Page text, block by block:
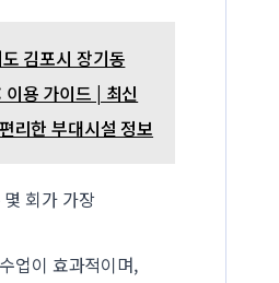
김포시 장기동
용 가이드 | 최신
리한 부대시설 정보
회가 가장
업이 효과적이며,